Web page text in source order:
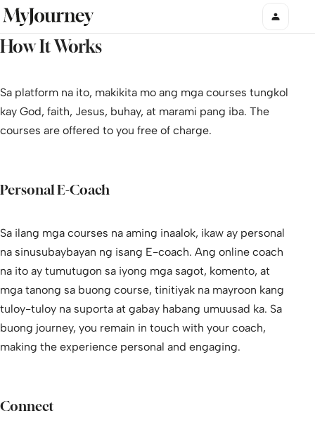
How It Works
Sa platform na ito, makikita mo ang mga courses tungkol
kay God, faith, Jesus, buhay, at marami pang iba. The
courses are offered to you free of charge.
Personal E-Coach
Sa ilang mga courses na aming inaalok, ikaw ay personal
na sinusubaybayan ng isang E-coach. Ang online coach
na ito ay tumutugon sa iyong mga sagot, komento, at
mga tanong sa buong course, tinitiyak na mayroon kang
tuloy-tuloy na suporta at gabay habang umuusad ka. Sa
buong journey, you remain in touch with your coach,
making the experience personal and engaging.
Connect